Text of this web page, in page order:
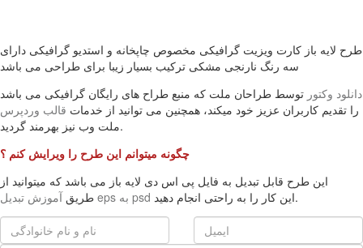
طرح لایه باز کارت ویزیت گرافیکی مخصوص چاپخانه و استدیو گرافیکی دارای
سه رنگ نارنجی مشکی ترکیب بسیار زیبا برای طراحی می باشد
دانلود وکتور توسط طراحان ملت که منبع طراح های رایگان گرافیکی می باشد
را تقدیم کاربران عزیز خود میکند، همچنین می توانید از خدمات قالب وردپرس
ملت وب نیز بهرمند گردید.
چگونه میتوانم این طرح را ویرایش کنم ؟
این طرح قابل تبدیل به فایل پی اس دی لایه باز می باشد که میتوانید از
طریق
آموزش تبدیل eps به psd این کار را به راحتی انجام دهید.